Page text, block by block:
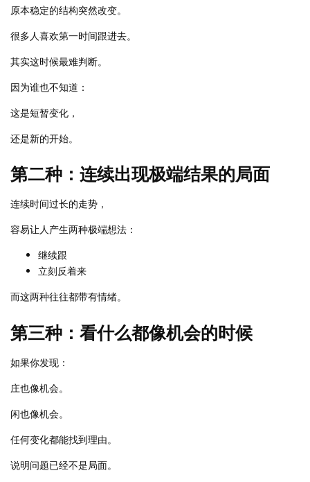
原本稳定的结构突然改变。
很多人喜欢第一时间跟进去。
其实这时候最难判断。
因为谁也不知道：
这是短暂变化，
还是新的开始。
第二种：连续出现极端结果的局面
连续时间过长的走势，
容易让人产生两种极端想法：
继续跟
立刻反着来
而这两种往往都带有情绪。
第三种：看什么都像机会的时候
如果你发现：
庄也像机会。
闲也像机会。
任何变化都能找到理由。
说明问题已经不是局面。